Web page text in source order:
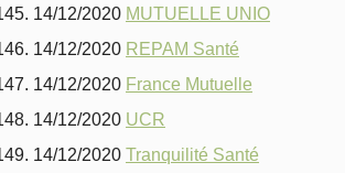
14/12/2020 MUTUELLE UNIO
14/12/2020 REPAM Santé
14/12/2020 France Mutuelle
14/12/2020 UCR
14/12/2020 Tranquilité Santé